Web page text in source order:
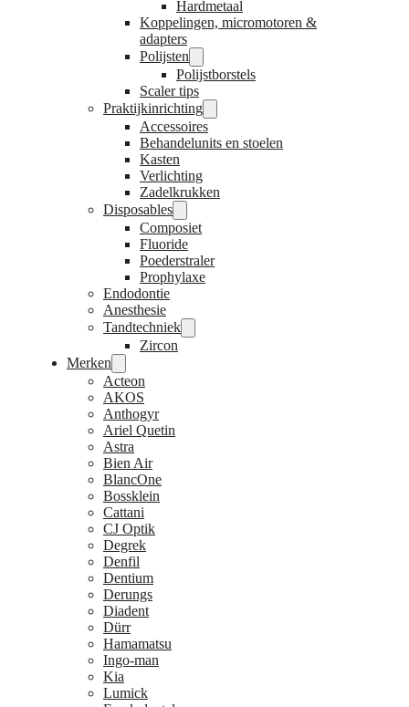
Hardmetaal
Koppelingen, micromotoren &
adapters
Polijsten
Polijstborstels
Scaler tips
Praktijkinrichting
Accessoires
Behandelunits en stoelen
Kasten
Verlichting
Zadelkrukken
Disposables
Composiet
Fluoride
Poederstraler
Prophylaxe
Endodontie
Anesthesie
Tandtechniek
Zircon
Merken
Acteon
AKOS
Anthogyr
Ariel Quetin
Astra
Bien Air
BlancOne
Bossklein
Cattani
CJ Optik
Degrek
Denfil
Dentium
Derungs
Diadent
Dürr
Hamamatsu
Ingo-man
Kia
Lumick